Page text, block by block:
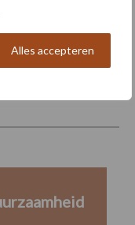
Alles accepteren